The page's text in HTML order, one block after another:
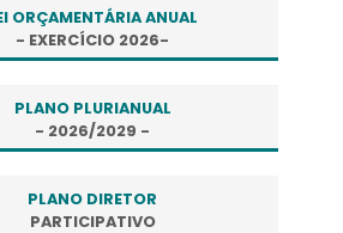
ORÇAMENTÁRIA ANUAL
- EXERCÍCIO 2026-
PLANO PLURIANUAL
- 2026/2029 -
PLANO DIRETOR
PARTICIPATIVO